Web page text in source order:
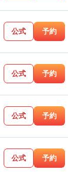
公式 予約
公式 予約
公式 予約
公式 予約